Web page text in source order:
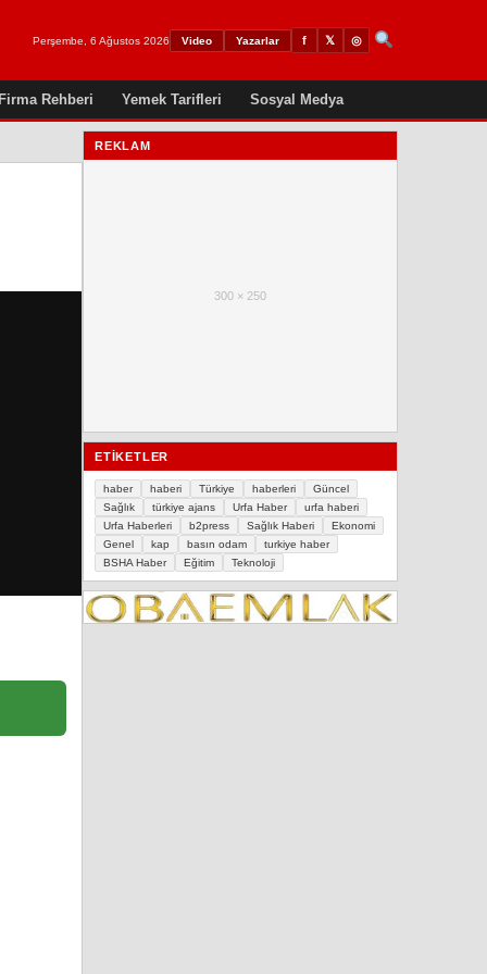
Perşembe, 6 Ağustos 2026 Video Yazarlar f 𝕏 ◎
Firma Rehberi Yemek Tarifleri Sosyal Medya
REKLAM
300 × 250
ETIKETLER
haber haberi Türkiye haberleri
Güncel
Sağlık
türkiye ajans Urfa Haber
urfa haberi
Urfa Haberleri
b2press Sağlık Haberi
Ekonomi
Genel
kap basın odam
turkiye haber
BSHA Haber
Eğitim Teknoloji